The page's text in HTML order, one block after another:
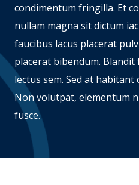
condimentum fringilla. Et
nullam magna sit dictum
faucibus lacus placerat
placerat bibendum.
lectus sem. Sed at habitant
Non volutpat, elementum
fusce.